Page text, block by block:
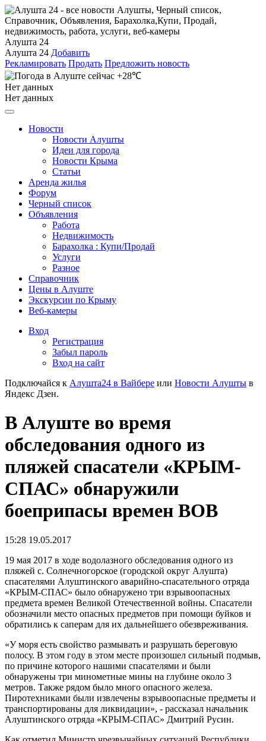
Алушта 24
Алушта 24 Добавить
Рекламировать Продать Предложить новость
+28℃
Нет данных
Нет данных
Новости
Новости Алушты
Идеи для города
Новости Крыма
Статьи
Аренда жилья
Форум
Черный список
Объявления
Работа
Недвижимость
Барахолка : Купи/Продай
Услуги
Разное
Справочник
Цены в Алуште
Экскурсии по Крыму
Веб-камеры
Вход
Регистрация
Забыл пароль
Вход на сайт
Подключайся к Алушта24 в Вайбере или Новости Алушты в
Яндекс Дзен.
В Алуште во время
обследования одного из
пляжей спасатели «КРЫМ-
СПАС» обнаружили
боеприпасы времен ВОВ
15:28 19.05.2017
19 мая 2017 в ходе водолазного обследования одного из
пляжей с. Солнечногорское (городской округ Алушта)
спасателями Алуштинского аварийно-спасательного отряда
«КРЫМ-СПАС» было обнаружено три взрывоопасных
предмета времен Великой Отечественной войны. Спасатели
обозначили место опасных предметов при помощи буйков и
обратились к саперам для их дальнейшего обезвреживания.
«У моря есть свойство размывать и разрушать береговую
полосу. В этом году в этом месте произошел сильный подмыв,
по причине которого нашими спасателями и были
обнаружены три минометные мины на глубине около 3
метров. Также рядом было много опасного железа.
Пиротехниками были извлечены взрывоопасные предметы и
транспортированы для ликвидации», - рассказал начальник
Алуштинского отряда «КРЫМ-СПАС» Дмитрий Русин.